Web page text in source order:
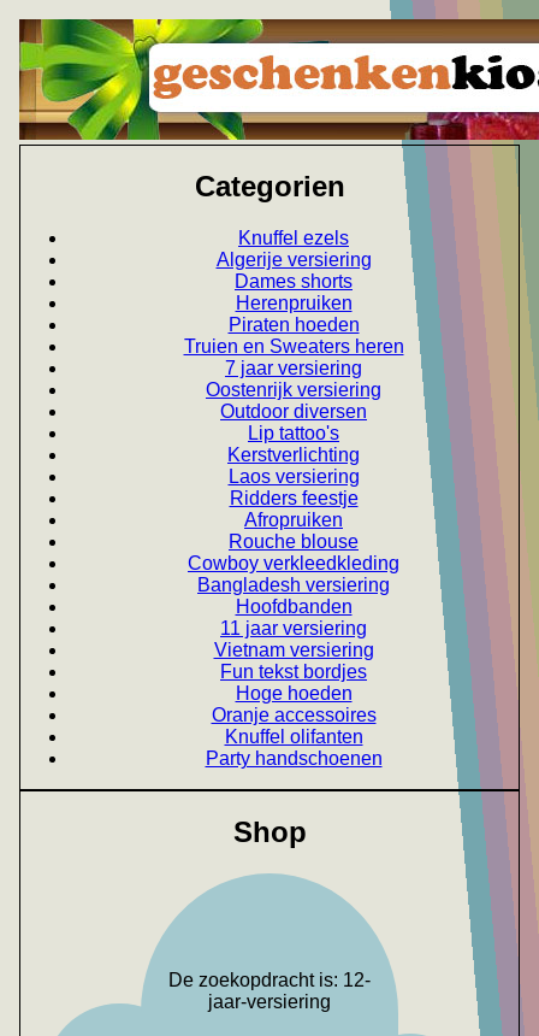
Categorien
Knuffel ezels
Algerije versiering
Dames shorts
Herenpruiken
Piraten hoeden
Truien en Sweaters heren
7 jaar versiering
Oostenrijk versiering
Outdoor diversen
Lip tattoo's
Kerstverlichting
Laos versiering
Ridders feestje
Afropruiken
Rouche blouse
Cowboy verkleedkleding
Bangladesh versiering
Hoofdbanden
11 jaar versiering
Vietnam versiering
Fun tekst bordjes
Hoge hoeden
Oranje accessoires
Knuffel olifanten
Party handschoenen
Shop
De zoekopdracht is: 12-
jaar-versiering